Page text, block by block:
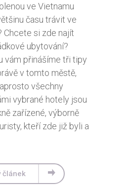
ve Vietnamu
času trávit ve
Chcete si zde najít
ubytování?
vám přinášíme tři tipy
v tomto městě,
všechny
vybrané hotely jsou
zařízené, výborně
kteří zde již byli a
článek